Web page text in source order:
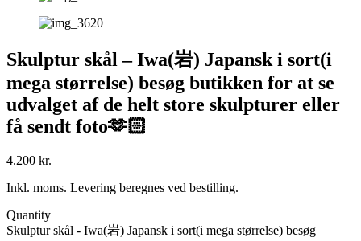
Skulptur skål – Iwa(岩) Japansk i sort(i
mega størrelse) besøg butikken for at se
udvalget af de helt store skulpturer eller
få sendt foto🫶🏻
4.200 kr.
Inkl. moms. Levering beregnes ved bestilling.
Quantity
Skulptur skål - Iwa(岩) Japansk i sort(i mega størrelse) besøg